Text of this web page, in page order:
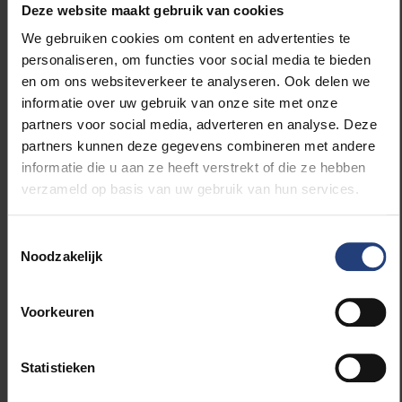
Deze website maakt gebruik van cookies
We gebruiken cookies om content en advertenties te
personaliseren, om functies voor social media te bieden
en om ons websiteverkeer te analyseren. Ook delen we
informatie over uw gebruik van onze site met onze
partners voor social media, adverteren en analyse. Deze
partners kunnen deze gegevens combineren met andere
informatie die u aan ze heeft verstrekt of die ze hebben
verzameld op basis van uw gebruik van hun services.
Noodzakelijk
Voorkeuren
Statistieken
we nu al nadenken over de uitdagingen die ons
morgen te wachten staan."
Zal de invoering van 6G ook gevolgen hebben
voor onze privacy?
"Dat blijft een belangrijk aandachtspunt. Hoe slimmer
een netwerk wordt, hoe meer gegevens het nodig
heeft om beslissingen te nemen. Tegelijk willen
gebruikers niet voortdurend gevolgd worden. Zelfs
worden, kunnen ze ook uit metadata die op het
gegevens makkelijker aan elkaar koppelen. Daardoor
technieken zoals
, waarmee